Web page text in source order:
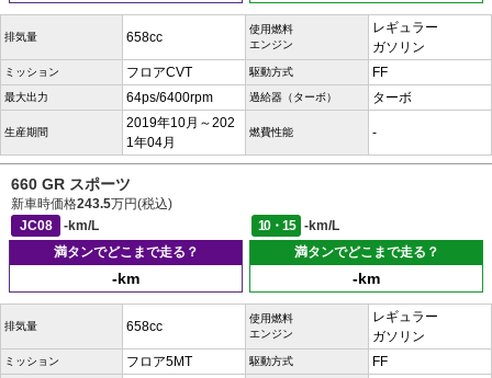
排気量 658cc
使用燃料
エンジン
レギュラー
ガソリン
ミッション フロアCVT 駆動方式 FF
最大出力 64ps/6400rpm 過給器（ターボ） ターボ
生産期間
2019年10月～202
1年04月
燃費性能 -
660 GR スポーツ
新車時価格243.5万円(税込)
JC08
-km/L 10・15
-km/L
満タンでどこまで走る？
-km
満タンでどこまで走る？
-km
排気量 658cc
使用燃料
エンジン
レギュラー
ガソリン
ミッション フロア5MT 駆動方式 FF